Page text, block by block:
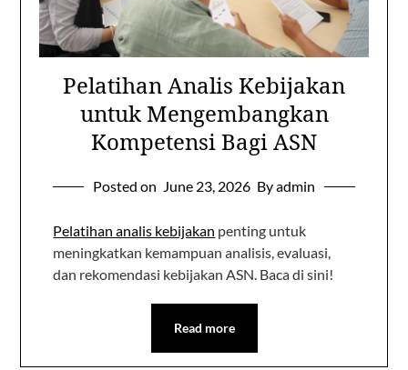
Pelatihan Analis Kebijakan
untuk Mengembangkan
Kompetensi Bagi ASN
Posted on June 23, 2026 By admin
Pelatihan analis kebijakan penting untuk
meningkatkan kemampuan analisis, evaluasi,
dan rekomendasi kebijakan ASN. Baca di sini!
Read more